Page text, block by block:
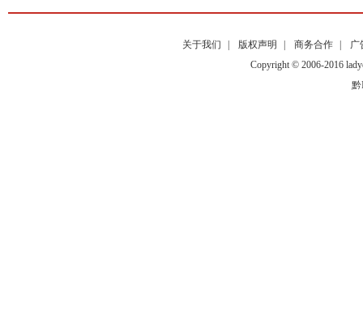
关于我们 版权声明 商务合作
广
Copyright © 2006-2016
黔